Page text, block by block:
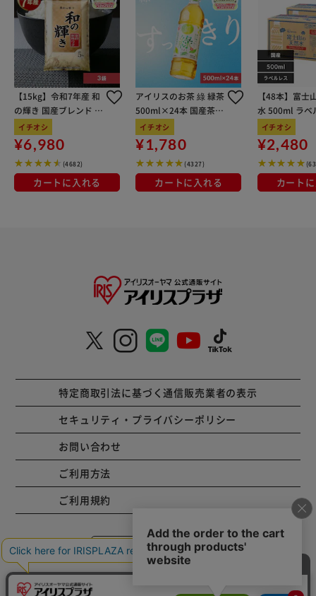
【15kg】令和7年産 和
の輝き 国産ブレンド 5
kg×3袋
イチオシ
¥6,980
(4682)
カートに入れる
アイリスのお茶 綠 緑茶
500ml×24本 国産茶葉
100％使用
イチオシ
¥1,780
(4327)
カートに入れる
【48本】富士
水 500ml ラベ
イチオシ
¥2,480
カート
特定商取引法に基づく通信販売業者の表示
セキュリティ・プライバシーポリシー
お問い合わせ
ご利用方法
ご利用規約
コーポレートサイト